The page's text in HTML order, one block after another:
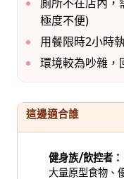
極度不便)
用餐限時2小時
環境較為吵雜，
這邊適合誰
健身族/飲控者：
大量原型食物、